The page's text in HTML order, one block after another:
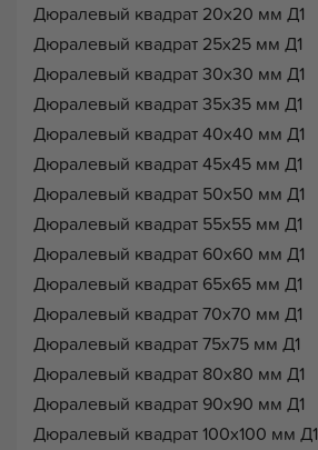
Дюралевый квадрат 20х20 мм Д1
Дюралевый квадрат 25х25 мм Д1
Дюралевый квадрат 30х30 мм Д1
Дюралевый квадрат 35х35 мм Д1
Дюралевый квадрат 40х40 мм Д1
Дюралевый квадрат 45х45 мм Д1
Дюралевый квадрат 50х50 мм Д1
Дюралевый квадрат 55х55 мм Д1
Дюралевый квадрат 60х60 мм Д1
Дюралевый квадрат 65х65 мм Д1
Дюралевый квадрат 70х70 мм Д1
Дюралевый квадрат 75х75 мм Д1
Дюралевый квадрат 80х80 мм Д1
Дюралевый квадрат 90х90 мм Д1
Дюралевый квадрат 100х100 мм Д1